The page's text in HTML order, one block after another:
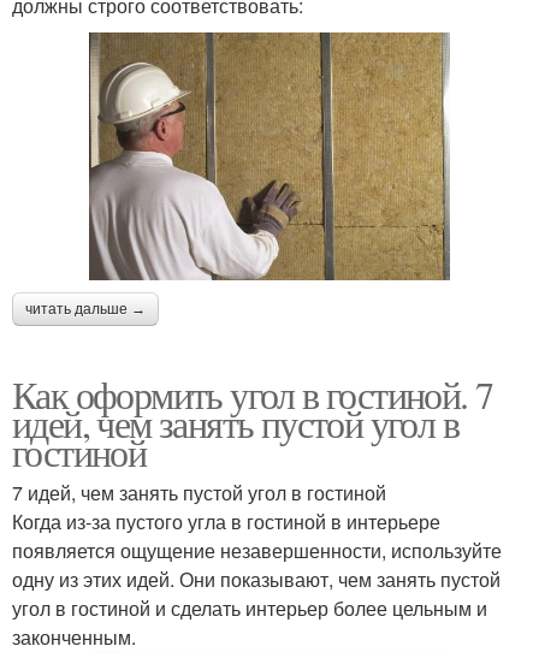
читать дальше →
Как оформить угол в гостиной. 7
идей, чем занять пустой угол в
гостиной
7 идей, чем занять пустой угол в гостиной
Когда из-за пустого угла в гостиной в интерьере
появляется ощущение незавершенности, используйте
одну из этих идей. Они показывают, чем занять пустой
угол в гостиной и сделать интерьер более цельным и
законченным.